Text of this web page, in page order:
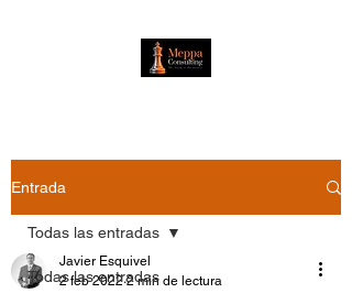
Entrada
Todas las entradas
Todas las entradas
Javier Esquivel
2 feb 2022 2 min de lectura